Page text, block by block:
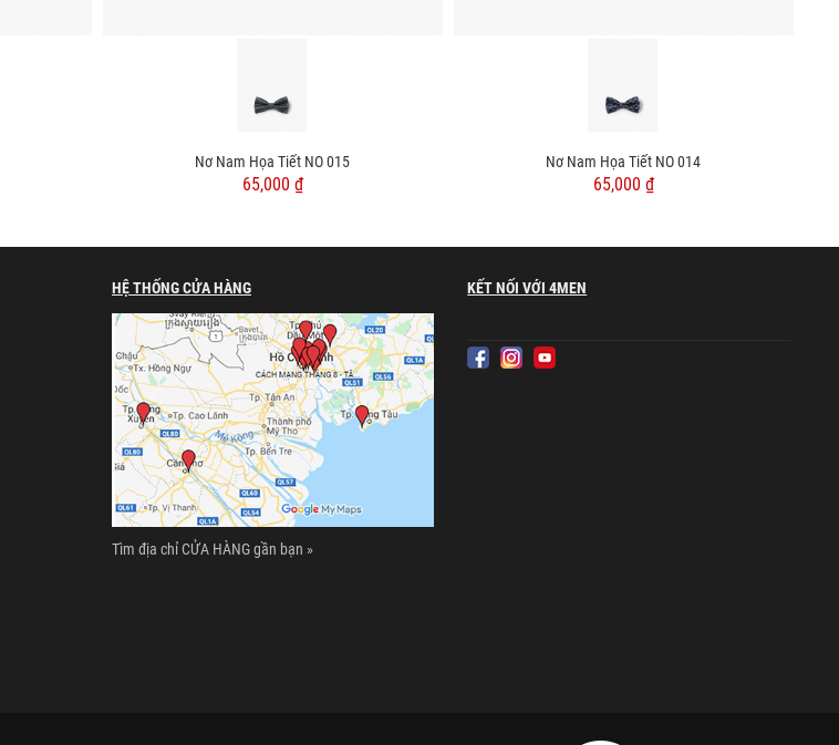
Nơ Nam Họa Tiết NO 015
65,000 ₫
Nơ Nam Họa Tiết NO 014
65,000 ₫
HỆ THỐNG CỬA HÀNG
Tìm địa chỉ CỬA HÀNG gần bạn »
KẾT NỐI VỚI 4MEN